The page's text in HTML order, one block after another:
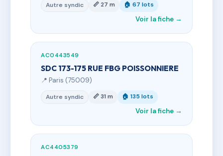
Autre syndic 📏 27 m 🏠 67 lots
Voir la fiche →
AC0443549
SDC 173-175 RUE FBG POISSONNIERE
📍 Paris (75009)
Autre syndic 📏 31 m 🏠 135 lots
Voir la fiche →
AC4405379